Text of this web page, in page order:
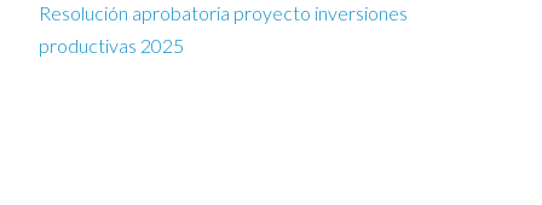
Resolución aprobatoria proyecto inversiones
productivas 2025